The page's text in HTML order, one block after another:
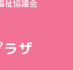
祉協議会
ザ